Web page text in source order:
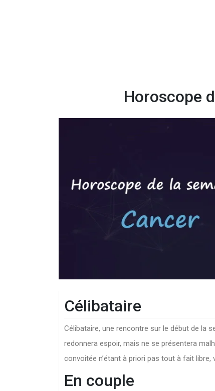
Horoscope
Célibataire
Célibataire, une rencontre sur le début de la
redonnera espoir, mais ne se présentera
convoitée n’étant à priori pas tout à fait
En couple